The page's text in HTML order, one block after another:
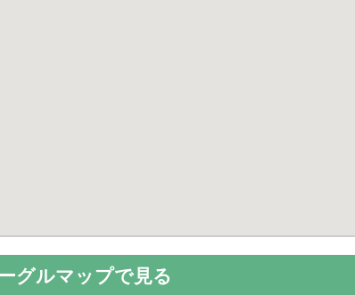
グルマップで見る